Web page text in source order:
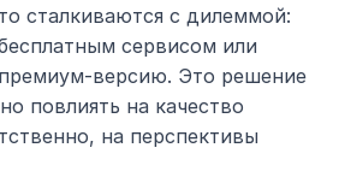
сталкиваются с дилеммой:
сервисом или
версию. Это решение
повлиять на качество
на перспективы